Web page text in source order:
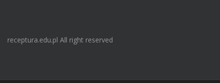
receptura.edu.pl All right reserved